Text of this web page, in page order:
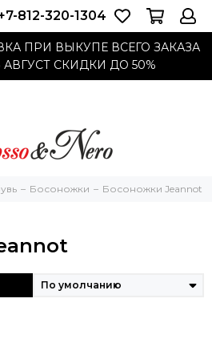
ПРИ ВЫКУПЕ ВСЕГО ЗАКАЗА
АВГУСТ СКИДКИ ДО 50%
812-320-1304
Босоножки Босоножки Jeannot